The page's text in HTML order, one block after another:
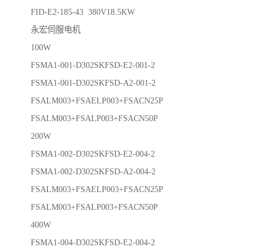
FID-E2-185-43 380V18.5KW
永宏伺服电机
100W
FSMA1-001-D302SKFSD-E2-001-2
FSMA1-001-D302SKFSD-A2-001-2
FSALM003+FSAELP003+FSACN25P
FSALM003+FSALP003+FSACN50P
200W
FSMA1-002-D302SKFSD-E2-004-2
FSMA1-002-D302SKFSD-A2-004-2
FSALM003+FSAELP003+FSACN25P
FSALM003+FSALP003+FSACN50P
400W
FSMA1-004-D302SKFSD-E2-004-2